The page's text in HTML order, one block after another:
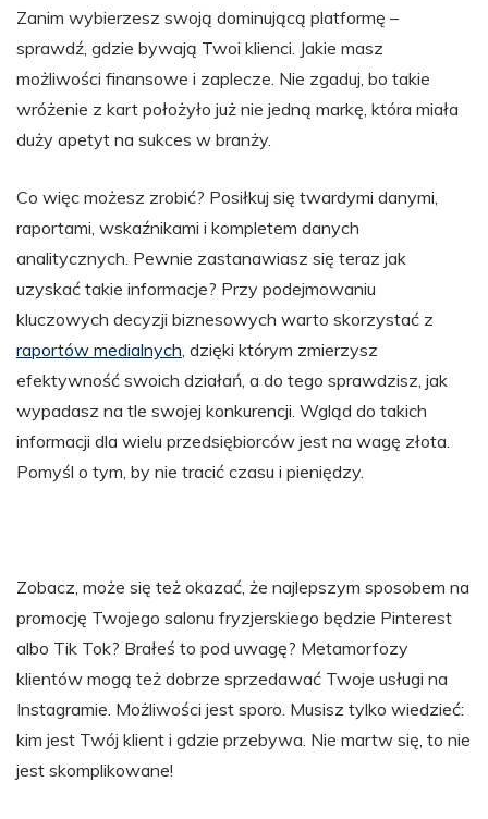
Zanim wybierzesz swoją dominującą platformę –
sprawdź, gdzie bywają Twoi klienci. Jakie masz
możliwości finansowe i zaplecze. Nie zgaduj, bo takie
wróżenie z kart położyło już nie jedną markę, która miała
duży apetyt na sukces w branży.
Co więc możesz zrobić? Posiłkuj się twardymi danymi,
raportami, wskaźnikami i kompletem danych
analitycznych. Pewnie zastanawiasz się teraz jak
uzyskać takie informacje? Przy podejmowaniu
kluczowych decyzji biznesowych warto skorzystać z
raportów medialnych , dzięki którym zmierzysz
efektywność swoich działań, a do tego sprawdzisz, jak
wypadasz na tle swojej konkurencji. Wgląd do takich
informacji dla wielu przedsiębiorców jest na wagę złota.
Pomyśl o tym, by nie tracić czasu i pieniędzy.
Zobacz, może się też okazać, że najlepszym sposobem na
promocję Twojego salonu fryzjerskiego będzie Pinterest
albo Tik Tok? Brałeś to pod uwagę? Metamorfozy
klientów mogą też dobrze sprzedawać Twoje usługi na
Instagramie. Możliwości jest sporo. Musisz tylko wiedzieć:
kim jest Twój klient i gdzie przebywa. Nie martw się, to nie
jest skomplikowane!